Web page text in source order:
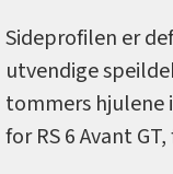
Sideprofilen er
utvendige
tommers hjulene
for RS 6 Avant